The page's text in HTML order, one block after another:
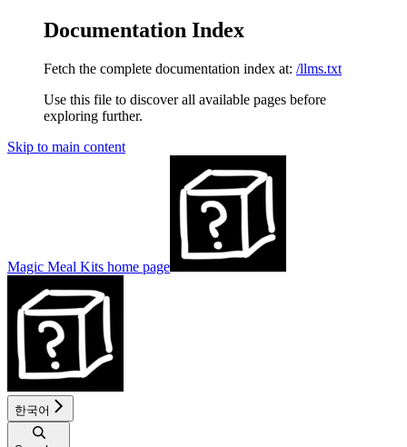
Documentation Index
Fetch the complete documentation index at: /llms.txt
Use this file to discover all available pages before
exploring further.
Skip to main content
Magic Meal Kits home page
한국어